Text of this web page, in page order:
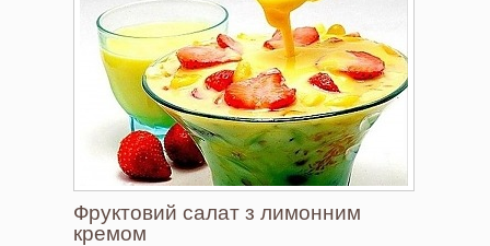
Фруктовий салат з лимонним
кремом